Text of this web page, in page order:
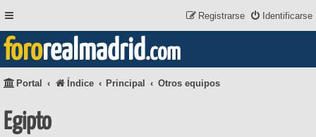
Identificarse
Registrarse
fororealmadrid.com
Portal Índice Principal Otros equipos
Egipto